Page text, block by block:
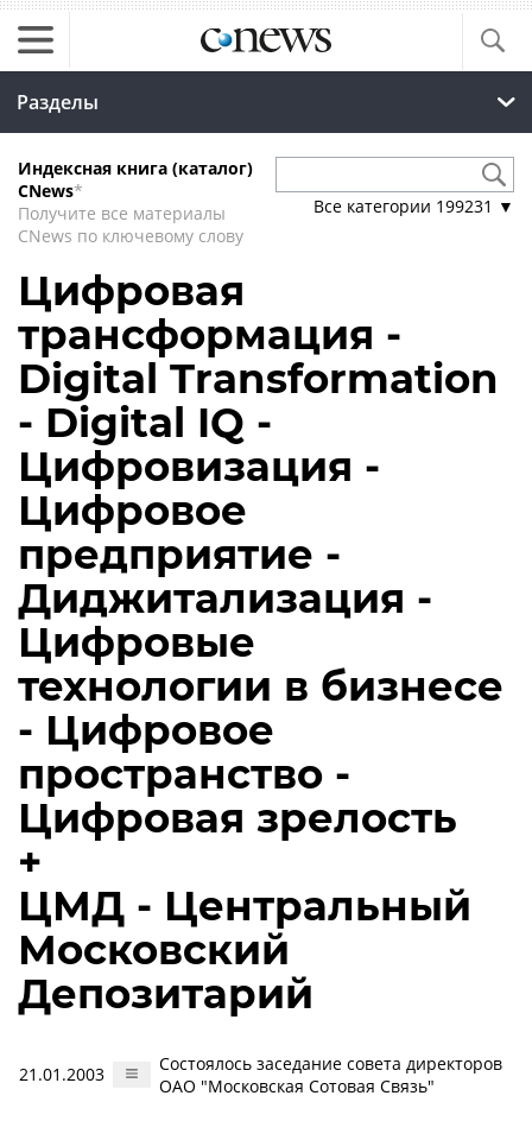
Разделы
Индексная книга (каталог)
CNews*
Получите все материалы
CNews по ключевому слову
Все категории 199231 ▼
Цифровая
трансформация -
Digital Transformation
- Digital IQ -
Цифровизация -
Цифровое
предприятие -
Диджитализация -
Цифровые
технологии в бизнесе
- Цифровое
пространство -
Цифровая зрелость
+
ЦМД - Центральный
Московский
Депозитарий
21.01.2003
Состоялось заседание совета директоров
ОАО "Московская Сотовая Связь"